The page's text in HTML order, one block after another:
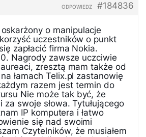
#184836
ODPOWIEDZ
o manipulacje
uczestników o punkt
zapłacić firma Nokia.
Nagrody zawsze uczciwie
zresztą mam także od
łamach Telix.pl zastanowię
razem jest termin do
Nie może tak być, że
swoje słowa. Tytułującego
IP komputera i łatwo
się nad swoimi
Czytelników, że musiałem